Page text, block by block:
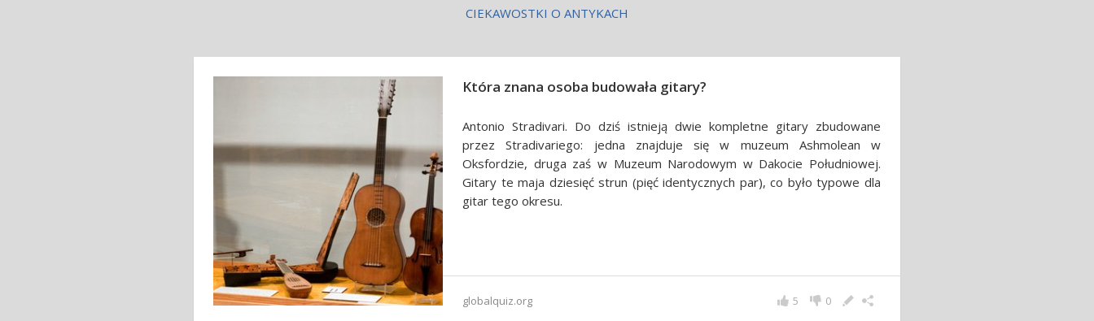
CIEKAWOSTKI O ANTYKACH
Która znana osoba budowała gitary?
Antonio Stradivari. Do dziś istnieją dwie kompletne gitary zbudowane
przez Stradivariego: jedna znajduje się w muzeum Ashmolean w
Oksfordzie, druga zaś w Muzeum Narodowym w Dakocie Południowej.
Gitary te maja dziesięć strun (pięć identycznych par), co było typowe dla
gitar tego okresu.
globalquiz.org 0
5